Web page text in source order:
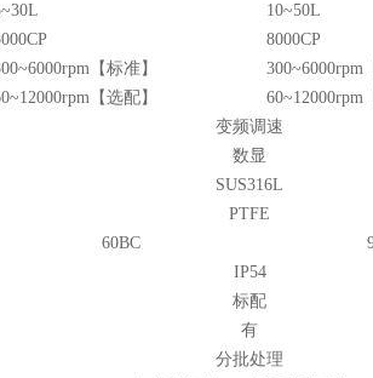
10~50L
8000CP
【标准】
300~6000rpm
【选配】
60~12000rpm
变频调速
数显
SUS316L
PTFE
60BC
IP54
标配
有
分批处理